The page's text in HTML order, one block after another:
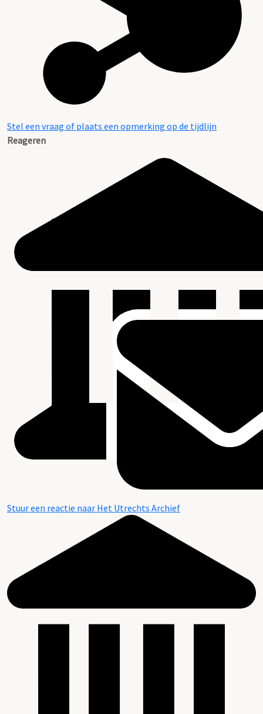
Stel een vraag of plaats een opmerking op de tijdlijn
Reageren
Stuur een reactie naar Het Utrechts Archief